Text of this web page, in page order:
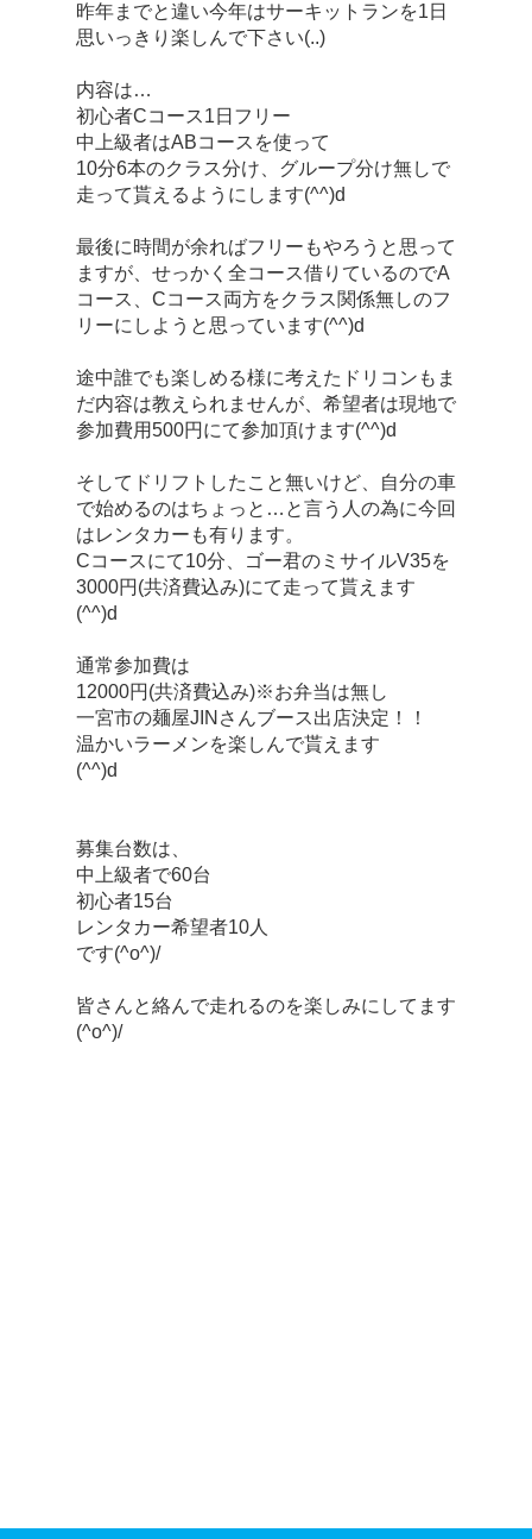
昨年までと違い今年はサーキットランを1日
思いっきり楽しんで下さい(..)
内容は…
初心者Cコース1日フリー
中上級者はABコースを使って
10分6本のクラス分け、グループ分け無しで
走って貰えるようにします(^^)d
最後に時間が余ればフリーもやろうと思って
ますが、せっかく全コース借りているのでA
コース、Cコース両方をクラス関係無しのフ
リーにしようと思っています(^^)d
途中誰でも楽しめる様に考えたドリコンもま
だ内容は教えられませんが、希望者は現地で
参加費用500円にて参加頂けます(^^)d
そしてドリフトしたこと無いけど、自分の車
で始めるのはちょっと…と言う人の為に今回
はレンタカーも有ります。
Cコースにて10分、ゴー君のミサイルV35を
3000円(共済費込み)にて走って貰えます
(^^)d
通常参加費は
12000円(共済費込み)※お弁当は無し
一宮市の麺屋JINさんブース出店決定！！
温かいラーメンを楽しんで貰えます
(^^)d
募集台数は、
中上級者で60台
初心者15台
レンタカー希望者10人
です(^o^)/
皆さんと絡んで走れるのを楽しみにしてます
(^o^)/